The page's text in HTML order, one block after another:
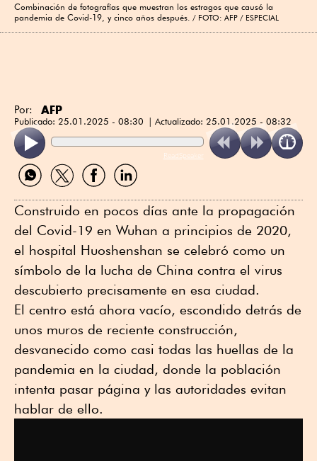
Combinación de fotografías que muestran los estragos que causó la
pandemia de Covid-19, y cinco años después.
FOTO: AFP / ESPECIAL
Por: AFP
Publicado: 25.01.2025 - 08:30 Actualizado: 25.01.2025 - 08:32
ReadSpeaker
Compartir
por
Compartir
por
Compartir
por
Compartir
por
Construido en pocos días ante la propagación
del Covid-19 en Wuhan a principios de 2020,
el hospital Huoshenshan se celebró como un
símbolo de la lucha de China contra el virus
descubierto precisamente en esa ciudad.
El centro está ahora vacío, escondido detrás de
unos muros de reciente construcción,
desvanecido como casi todas las huellas de la
pandemia en la ciudad, donde la población
intenta pasar página y las autoridades evitan
hablar de ello.